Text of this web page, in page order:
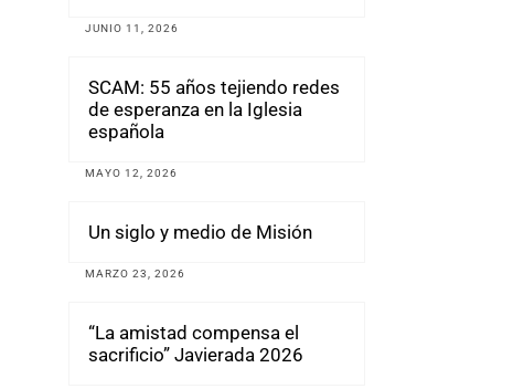
JUNIO 11, 2026
SCAM: 55 años tejiendo redes
de esperanza en la Iglesia
española
MAYO 12, 2026
Un siglo y medio de Misión
MARZO 23, 2026
“La amistad compensa el
sacrificio” Javierada 2026